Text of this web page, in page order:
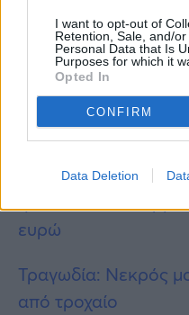
I want to opt-out of
Retention, Sale, and/
Personal Data that Is
Purposes for which it
Opted In
CONFIRM
Data Deletion
ισχυρίζεται ότι
Περισσότερες
Οριστικό:
καιρού σε δύο
Τους έπιασαν
ευρώ
Τραγωδία: Νεκρός
από τροχαίο